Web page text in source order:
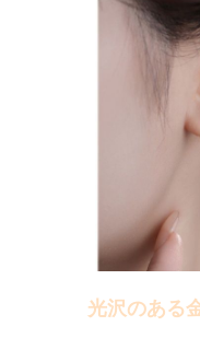
光沢のある